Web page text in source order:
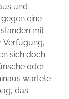
und
eine
mit
Verfügung,
sich doch
oder
wartete
das